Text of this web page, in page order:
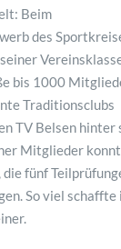
Beim
des
bis 1000
Traditionsclubs
TV Belsen hinter
Mitglieder
fünf
So viel schaffte